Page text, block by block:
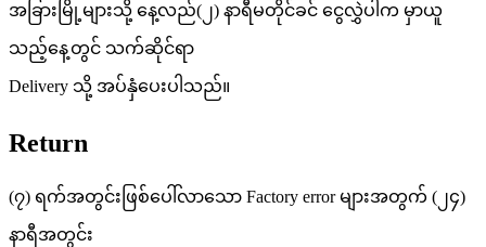
အခြားမြို့များသို့ နေ့လည်(၂) နာရီမတိုင်ခင် ငွေလွှဲပါက မှာယူ
သည့်နေ့တွင် သက်ဆိုင်ရာ
Delivery သို့ အပ်နှံပေးပါသည်။
Return
(၇) ရက်အတွင်းဖြစ်ပေါ်လာသော Factory error များအတွက် (၂၄)
နာရီအတွင်း